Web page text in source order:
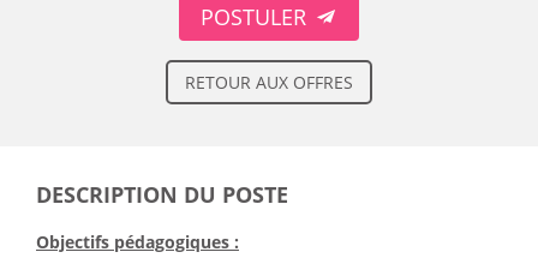
POSTULER
RETOUR AUX OFFRES
DESCRIPTION DU POSTE
Objectifs pédagogiques :